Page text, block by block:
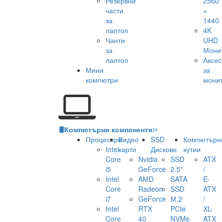
части
за
лаптоп
Чанти
за
лаптоп
Мини
компютри
×
1440
4K
UHD
за
Компютърни компоненти
Процесори
Intel
Core
i5
Intel
Core
i7
Intel
Core
Видео
карти
Nvidia
GeForce
AMD
Radeon
GeForce
RTX
40
SSD
Дискове
SSD
2.5"
SATA
SSD
М.2
PCIe
NVMe
кутии
ATX
/
E-
ATX
/
XL-
ATX